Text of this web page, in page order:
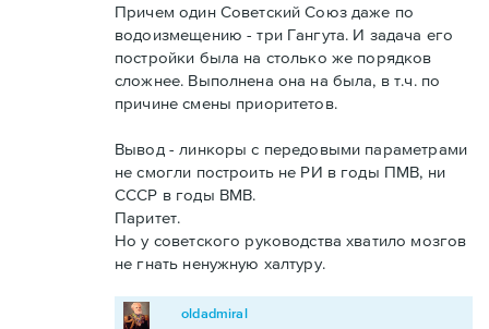
Причем один Советский Союз даже по
водоизмещению - три Гангута. И задача его
постройки была на столько же порядков
сложнее. Выполнена она на была, в т.ч. по
причине смены приоритетов.
Вывод - линкоры с передовыми параметрами
не смогли построить не РИ в годы ПМВ, ни
СССР в годы ВМВ.
Паритет.
Но у советского руководства хватило мозгов
не гнать ненужную халтуру.
oldadmiral